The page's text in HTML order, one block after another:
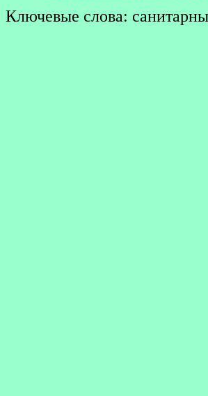
Ключевые слова: